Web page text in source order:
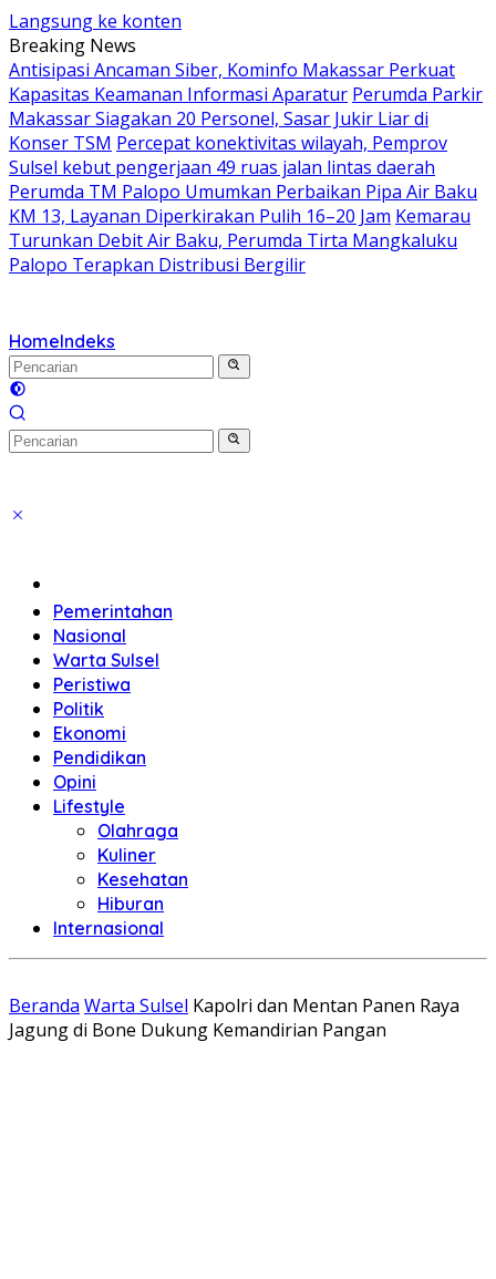
Langsung ke konten
Breaking News
Antisipasi Ancaman Siber, Kominfo Makassar Perkuat
Kapasitas Keamanan Informasi Aparatur Perumda Parkir
Makassar Siagakan 20 Personel, Sasar Jukir Liar di
Konser TSM Percepat konektivitas wilayah, Pemprov
Sulsel kebut pengerjaan 49 ruas jalan lintas daerah
Perumda TM Palopo Umumkan Perbaikan Pipa Air Baku
KM 13, Layanan Diperkirakan Pulih 16–20 Jam Kemarau
Turunkan Debit Air Baku, Perumda Tirta Mangkaluku
Palopo Terapkan Distribusi Bergilir
HomeIndeks
Pemerintahan
Nasional
Warta Sulsel
Peristiwa
Politik
Ekonomi
Pendidikan
Opini
Lifestyle
Olahraga
Kuliner
Kesehatan
Hiburan
Internasional
Beranda Warta Sulsel Kapolri dan Mentan Panen Raya
Jagung di Bone Dukung Kemandirian Pangan